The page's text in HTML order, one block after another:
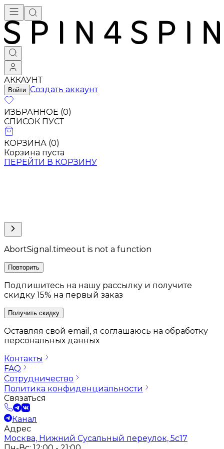
АККАУНТ
Войти Создать аккаунт
ИЗБРАННОЕ (0)
СПИСОК ПУСТ
КОРЗИНА (0)
Корзина пуста
ПЕРЕЙТИ В КОРЗИНУ
AbortSignal.timeout is not a function
Повторить
Подпишитесь на нашу рассылку и получите
скидку 15% на первый заказ
Получить скидку
Оставляя свой email, я соглашаюсь на обработку
персональных данных
Контакты
FAQ
Сотрудничество
Политика конфиденциальности
Связаться
Канал
Адрес
Москва, Нижний Сусальный переулок, 5с17